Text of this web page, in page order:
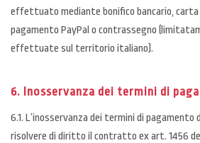
effettuato mediante bonifico bancario, carta
pagamento PayPal o contrassegno
effettuate sul territorio italiano).
6. Inosservanza dei termini di
6.1. L’inosservanza dei termini di
risolvere di diritto il contratto ex art. 1456 del